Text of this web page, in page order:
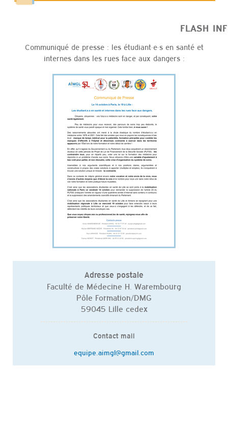
Communiqué de presse : les étudiant·e·s en santé et
internes dans les rues face aux dangers :
Adresse postale
Faculté de Médecine H. Warembourg
Pôle Formation/DMG
59045 Lille cedex
Contact mail
equipe.aimgl@gmail.com